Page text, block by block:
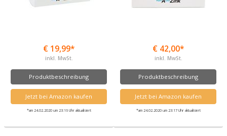
€ 19,99*
inkl. MwSt.
Produktbeschreibung
Jetzt bei Amazon kaufen
*am 24.02.2020 um 23:16 Uhr aktualisiert
€ 42,00*
inkl. MwSt.
Produktbeschreibung
Jetzt bei Amazon kaufen
*am 24.02.2020 um 23:17 Uhr aktualisiert